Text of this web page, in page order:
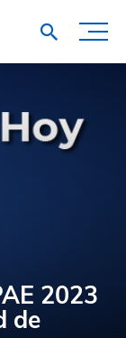
2023
de